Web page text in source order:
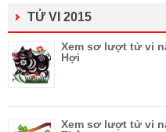
TỬ VI 2015
Xem sơ lượt tử vi
Hợi
Xem sơ lượt tử vi